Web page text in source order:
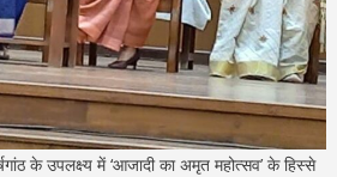
के उपलक्ष्य में ‘आजादी का अमृत महोत्सव’ के हिस्से